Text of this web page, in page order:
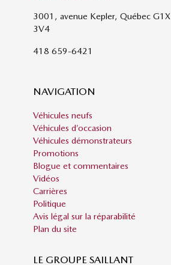
3001, avenue Kepler, Québec G1X
3V4
418 659-6421
NAVIGATION
Véhicules neufs
Véhicules d’occasion
Véhicules démonstrateurs
Promotions
Blogue et commentaires
Vidéos
Carrières
Politique
Avis légal sur la réparabilité
Plan du site
LE GROUPE SAILLANT